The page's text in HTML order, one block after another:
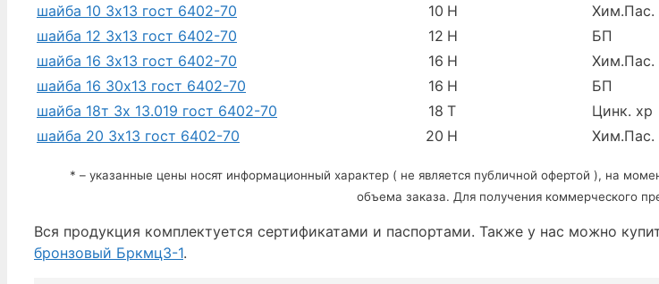
шайба 10 3х13 гост 6402-70 10 Н Хим.Пас.
шайба 12 3х13 гост 6402-70 12 Н БП
шайба 16 3х13 гост 6402-70 16 Н Хим.Пас.
шайба 16 30х13 гост 6402-70 16 Н БП
шайба 18т 3х 13.019 гост 6402-70 18 Т Цинк. хр
шайба 20 3х13 гост 6402-70 20 Н Хим.Пас.
* – указанные цены носят информационный характер ( не является публичной офертой ), на
объема заказа. Для получения коммерческого
Вся продукция комплектуется сертификатами и паспортами. Также у нас можно
бронзовый Бркмц3-1.